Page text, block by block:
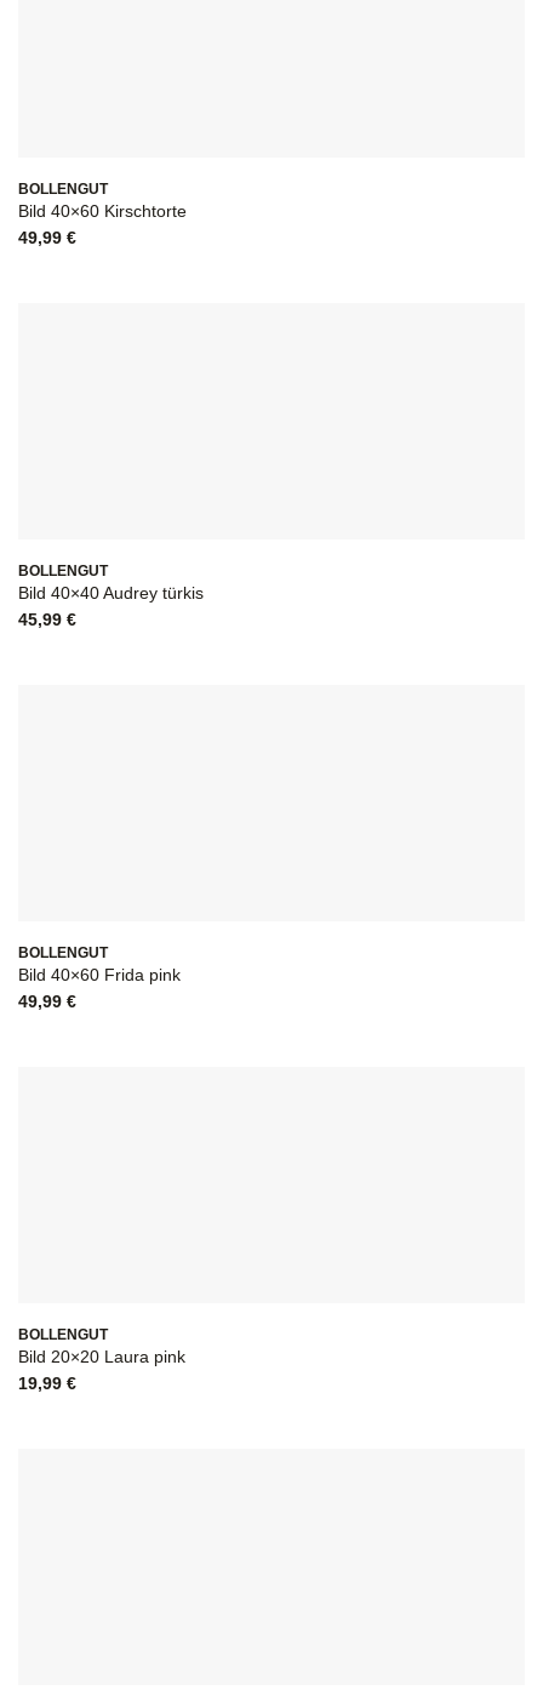
BOLLENGUT
Bild 40×60 Kirschtorte
49,99 €
BOLLENGUT
Bild 40×40 Audrey türkis
45,99 €
BOLLENGUT
Bild 40×60 Frida pink
49,99 €
BOLLENGUT
Bild 20×20 Laura pink
19,99 €